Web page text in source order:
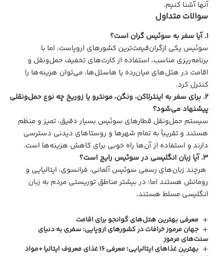
آنها آشنا کنیم.
سوالات متداول
1. آیا سفر به سوئیس گران است؟
سوئیس یکی ازگران‌قیمت‌ترین کشورهای اروپاست، اما با
برنامه‌ریزی مناسب، استفاده از کارت‌های تخفیف حمل‌ونقل و
اقامت در هتل‌های میان‌رده یا هاستل‌ها، می‌توان هزینه‌ها را
کنترل کرد.
2. برای سفر به اینترلاکن، ونگن، مونترو یا زوریخ چه نوع حمل‌ونقلی
پیشنهاد می‌شود؟
سیستم حمل‌و‌نقل قطارهای سوئیس بسیار دقیق، تمیز و منظم
هستند و تقریباً به تمام شهرها و روستاهای دیدنی دسترسی
دارند و استفاده از آن‌ها راه خوبی برای کاهش هزینه‌ها است.
3. آیا زبان انگلیسی در سوئیس رایج است؟
هرچند زبان‌های رسمی سوئیس آلمانی، فرانسوی، ایتالیایی و
رومانش هستند اما؛ در بیشتر مناطق توریستی مردم به زبان
انگلیسی مسلط هستند،
معرفی بهترین هتل‌های گوانجو برای اقامت
جهان مرموز خرافات در کشورهای اروپایی: سفری به دنیای
سنت‌های مرموز
بهترین غذاهای ایتالیایی؛ معرفی 16 غذای معروف ایتالیا +مواد